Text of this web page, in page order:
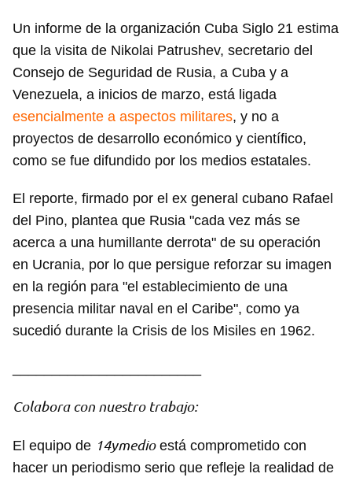
Guardar como favorito
Para poder guardar como favorito, primero has de
iniciar sesión con tu cuenta de 14ymedio.
CANCELAR
Un informe de la organización Cuba Siglo 21 estima
que la visita de Nikolai Patrushev, secretario del
Consejo de Seguridad de Rusia, a Cuba y a
Venezuela, a inicios de marzo, está ligada
esencialmente a aspectos militares, y no a
proyectos de desarrollo económico y científico,
como se fue difundido por los medios estatales.
El reporte, firmado por el ex general cubano Rafael
del Pino, plantea que Rusia "cada vez más se
acerca a una humillante derrota" de su operación
en Ucrania, por lo que persigue reforzar su imagen
en la región para "el establecimiento de una
presencia militar naval en el Caribe", como ya
sucedió durante la Crisis de los Misiles en 1962.
Colabora con nuestro trabajo:
El equipo de 14ymedioestá comprometido con
hacer un periodismo serio que refleje la realidad de